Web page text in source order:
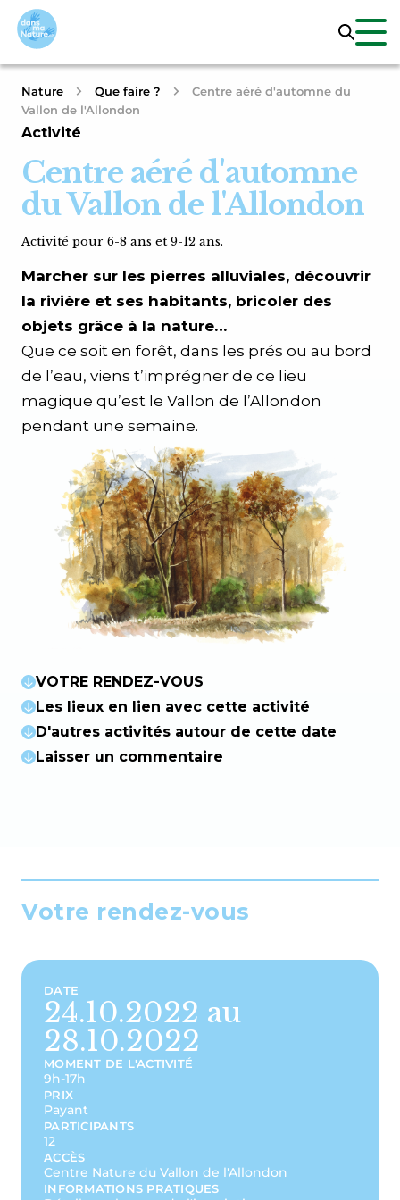
Nature Que faire ?
Centre aéré d'automne du
Vallon de l'Allondon
Activité
Centre aéré d'automne
du Vallon de l'Allondon
Activité pour 6-8 ans et 9-12 ans.
Marcher sur les pierres alluviales, découvrir
la rivière et ses habitants, bricoler des
objets grâce à la nature…
Que ce soit en forêt, dans les prés ou au bord
de l’eau, viens t’imprégner de ce lieu
magique qu’est le Vallon de l’Allondon
pendant une semaine.
VOTRE RENDEZ-VOUS
Les lieux en lien avec cette activité
D'autres activités autour de cette date
Laisser un commentaire
Votre rendez-vous
DATE
24.10.2022 au
28.10.2022
MOMENT DE L'ACTIVITÉ
9h-17h
PRIX
Payant
PARTICIPANTS
12
ACCÈS
Centre Nature du Vallon de l'Allondon
INFORMATIONS PRATIQUES